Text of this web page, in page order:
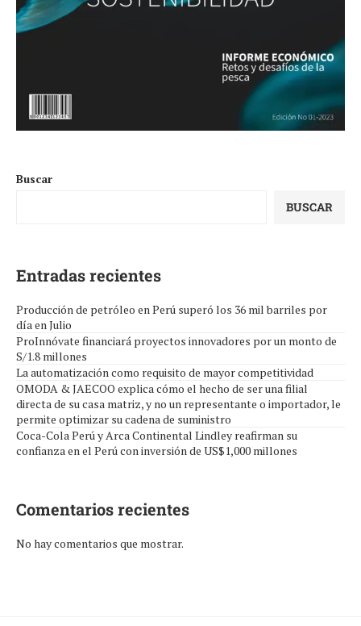
Buscar
BUSCAR
Entradas recientes
Producción de petróleo en Perú superó los 36 mil barriles por
día en Julio
ProInnóvate financiará proyectos innovadores por un monto de
S/1.8 millones
La automatización como requisito de mayor competitividad
OMODA & JAECOO explica cómo el hecho de ser una filial
directa de su casa matriz, y no un representante o importador, le
permite optimizar su cadena de suministro
Coca-Cola Perú y Arca Continental Lindley reafirman su
confianza en el Perú con inversión de US$1,000 millones
Comentarios recientes
No hay comentarios que mostrar.